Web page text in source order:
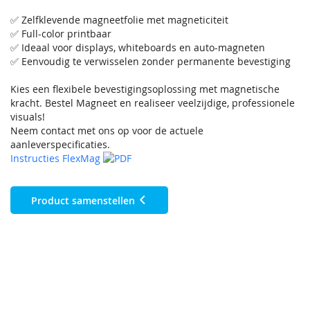
✅ Zelfklevende magneetfolie met magneticiteit
✅ Full-color printbaar
✅ Ideaal voor displays, whiteboards en auto-magneten
✅ Eenvoudig te verwisselen zonder permanente bevestiging
Kies een flexibele bevestigingsoplossing met magnetische
kracht. Bestel Magneet en realiseer veelzijdige, professionele
visuals!
Neem contact met ons op voor de actuele
aanleverspecificaties.
Instructies FlexMag
Product samenstellen